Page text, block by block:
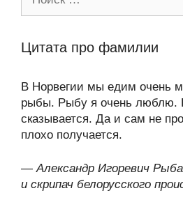
Цитата про фамилии
В Норвегии мы едим очень
рыбы. Рыбу я очень люблю.
сказывается. Да и сам не
плохо получается.
—Александр Игоревич
и скрипач белорусского